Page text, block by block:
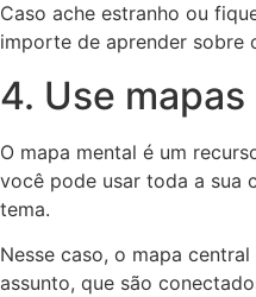
Caso ache estranho ou
importe de aprender sobre
4. Use
O mapa mental é um
você pode usar toda a sua
tema.
Nesse caso, o mapa
assunto, que são